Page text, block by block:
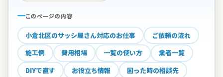
このページの内容
小倉北区のサッシ屋さん対応のお仕事
ご依頼の流れ
施工例
費用相場 一覧の使い方
業者一覧
DIYで直す
お役立ち情報
困った時の相談先